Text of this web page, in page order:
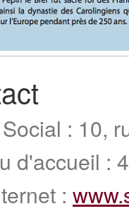
: 10,
d'accueil :
: